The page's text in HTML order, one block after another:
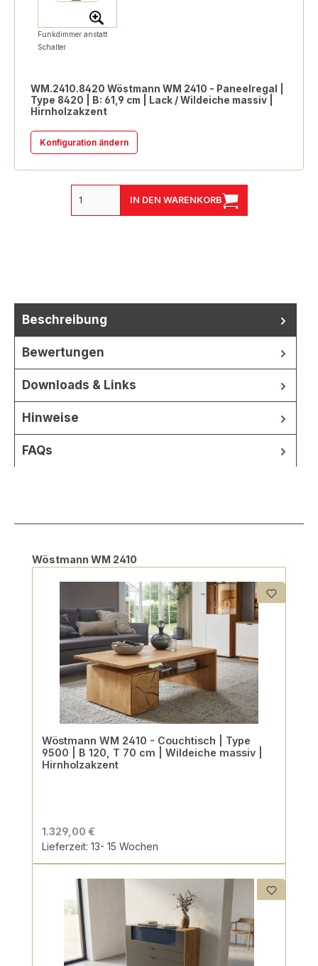
Funkdimmer anstatt
Schalter
WM.2410.8420 Wöstmann WM 2410 - Paneelregal |
Type 8420 | B: 61,9 cm | Lack / Wildeiche massiv |
Hirnholzakzent
Konfiguration ändern
IN DEN WARENKORB
Beschreibung
Bewertungen
Downloads & Links
Hinweise
FAQs
Produktgalerie überspringen
Wöstmann WM 2410
Wöstmann WM 2410 - Couchtisch | Type
9500 | B 120, T 70 cm | Wildeiche massiv |
Hirnholzakzent
1.329,00 €
Lieferzeit: 13- 15 Wochen